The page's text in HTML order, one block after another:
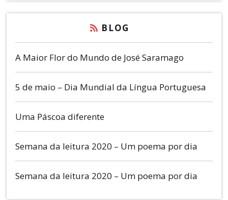
BLOG
A Maior Flor do Mundo de José Saramago
5 de maio – Dia Mundial da Língua Portuguesa
Uma Páscoa diferente
Semana da leitura 2020 – Um poema por dia
Semana da leitura 2020 – Um poema por dia